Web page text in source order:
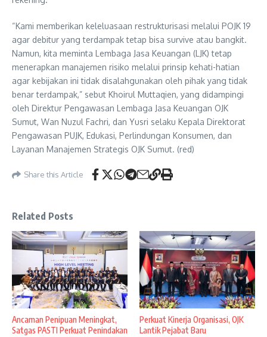
“Kami memberikan keleluasaan restrukturisasi melalui POJK 19
agar debitur yang terdampak tetap bisa survive atau bangkit.
Namun, kita meminta Lembaga Jasa Keuangan (LJK) tetap
menerapkan manajemen risiko melalui prinsip kehati-hatian
agar kebijakan ini tidak disalahgunakan oleh pihak yang tidak
benar terdampak,” sebut Khoirul Muttaqien, yang didampingi
oleh Direktur Pengawasan Lembaga Jasa Keuangan OJK
Sumut, Wan Nuzul Fachri, dan Yusri selaku Kepala Direktorat
Pengawasan PUJK, Edukasi, Perlindungan Konsumen, dan
Layanan Manajemen Strategis OJK Sumut. (red)
Share this Article
Related Posts
Ancaman Penipuan Meningkat,
Satgas PASTI Perkuat Penindakan
Perkuat Kinerja Organisasi, OJK
Lantik Pejabat Baru